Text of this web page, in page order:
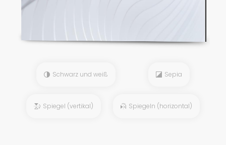
Schwarz und weiß Sepia
Spiegel (vertikal) Spiegeln (horizontal)